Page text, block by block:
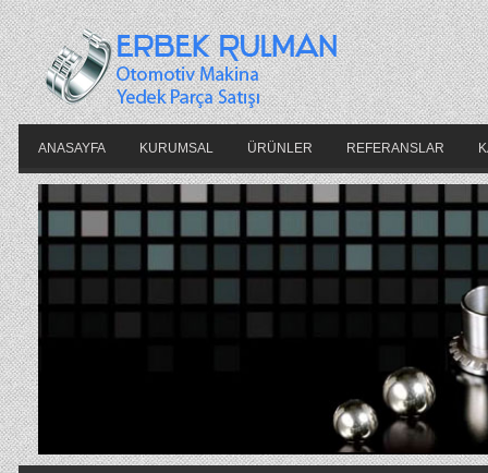
ANASAYFA KURUMSAL ÜRÜNLER REFERANSLAR